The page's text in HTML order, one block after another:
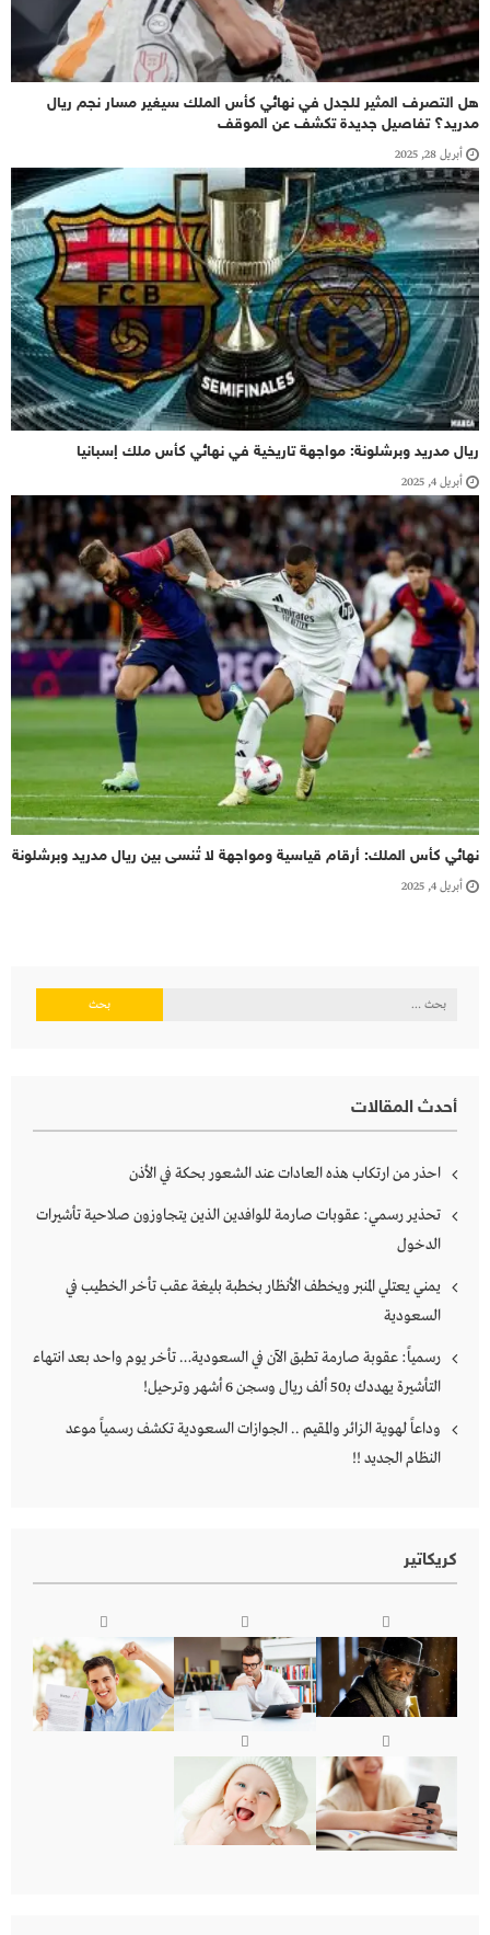
هل التصرف المثير للجدل في نهائي كأس الملك سيغير مسار نجم ريال
مدريد؟ تفاصيل جديدة تكشف عن الموقف
أبريل 28, 2025
ريال مدريد وبرشلونة: مواجهة تاريخية في نهائي كأس ملك إسبانيا
أبريل 4, 2025
نهائي كأس الملك: أرقام قياسية ومواجهة لا تُنسى بين ريال مدريد وبرشلونة
أبريل 4, 2025
البحث
أحدث المقالات
احذر من ارتكاب هذه العادات عند الشعور بحكة في الأذن
تحذير رسمي: عقوبات صارمة للوافدين الذين يتجاوزون صلاحية تأشيرات
الدخول
يمني يعتلي المنبر ويخطف الأنظار بخطبة بليغة عقب تأخر الخطيب في
السعودية
رسمياً: عقوبة صارمة تطبق الآن في السعودية… تأخر يوم واحد بعد انتهاء
التأشيرة يهددك بـ50 ألف ريال وسجن 6 أشهر وترحيل!
وداعاً لهوية الزائر والمقيم .. الجوازات السعودية تكشف رسمياً موعد
النظام الجديد !!
كريكاتير